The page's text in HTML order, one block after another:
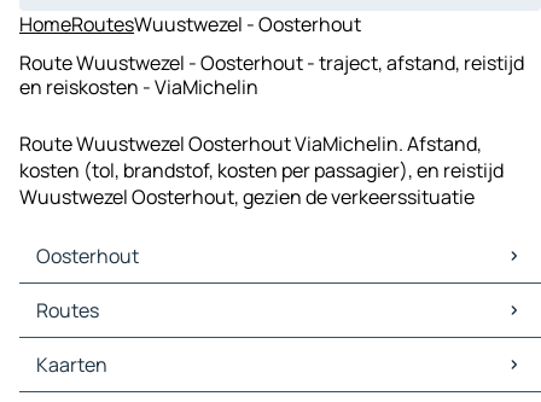
HomeRoutesWuustwezel - Oosterhout
Route Wuustwezel - Oosterhout - traject, afstand, reistijd
en reiskosten - ViaMichelin
Route Wuustwezel Oosterhout ViaMichelin. Afstand,
kosten (tol, brandstof, kosten per passagier), en reistijd
Wuustwezel Oosterhout, gezien de verkeerssituatie
Oosterhout
Oosterhout Kaarten
Oosterhout Verkeer
Oosterhout Hotels
Oosterhout Restaurants
Routes
Routes Oosterhout - Tilburg
Routes Oosterhout - Den Bosch
Kaarten